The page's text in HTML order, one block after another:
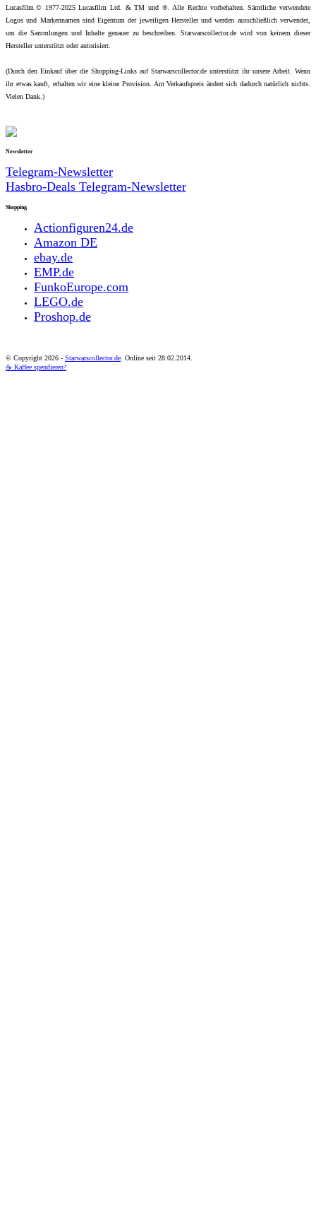
Lucasfilm.© 1977-2025 Lucasfilm Ltd. & TM und ®. Alle Rechte vorbehalten. Sämtliche verwendete
Logos und Markennamen sind Eigentum der jeweiligen Hersteller und werden ausschließlich verwendet,
um die Sammlungen und Inhalte genauer zu beschreiben. Starwarscollector.de wird von keinem dieser
Hersteller unterstützt oder autorisiert.
(Durch den Einkauf über die Shopping-Links auf Starwarscollector.de unterstützt ihr unsere Arbeit. Wenn
ihr etwas kauft, erhalten wir eine kleine Provision. Am Verkaufspreis ändert sich dadurch natürlich nichts.
Vielen Dank.)
Newsletter
Telegram-Newsletter
Hasbro-Deals Telegram-Newsletter
Shopping
Actionfiguren24.de
Amazon DE
ebay.de
EMP.de
FunkoEurope.com
LEGO.de
Proshop.de
© Copyright 2026 - Starwarscollector.de . Online seit 28.02.2014.
☕ Kaffee spendieren?